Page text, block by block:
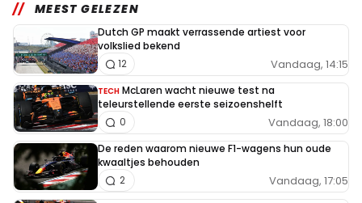
MEEST GELEZEN
Dutch GP maakt verrassende artiest voor
volkslied bekend
Vandaag, 14:15
12
TECH McLaren wacht nieuwe test na
teleurstellende eerste seizoenshelft
Vandaag, 18:00
0
De reden waarom nieuwe F1-wagens hun oude
kwaaltjes behouden
Vandaag, 17:05
2